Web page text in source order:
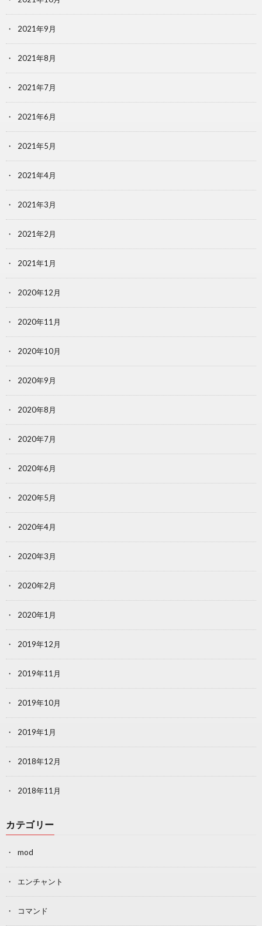
2021年9月
2021年8月
2021年7月
2021年6月
2021年5月
2021年4月
2021年3月
2021年2月
2021年1月
2020年12月
2020年11月
2020年10月
2020年9月
2020年8月
2020年7月
2020年6月
2020年5月
2020年4月
2020年3月
2020年2月
2020年1月
2019年12月
2019年11月
2019年10月
2019年1月
2018年12月
2018年11月
カテゴリー
mod
エンチャント
コマンド